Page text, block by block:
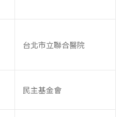
台北市立聯合醫院
民主基金會